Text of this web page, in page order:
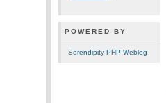
POWERED BY
Serendipity PHP Weblog